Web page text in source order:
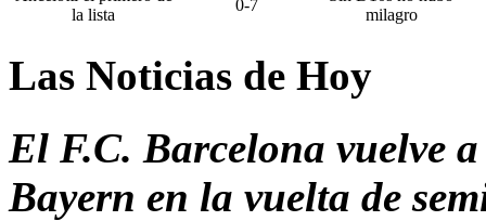
la lista
0-7
milagro
Las Noticias de Hoy
El F.C. Barcelona vuelve
Bayern en la vuelta de